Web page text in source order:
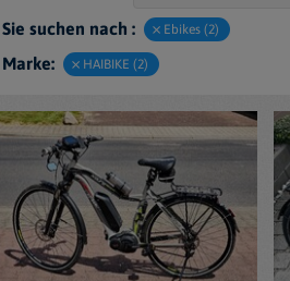
Sie suchen nach :
Ebikes (2)
Marke: HAIBIKE (2)